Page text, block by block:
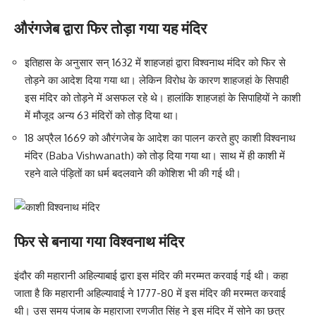
औरंगजेब द्वारा फिर तोड़ा गया यह मंदिर
इतिहास के अनुसार सन् 1632 में शाहजहां द्वारा विश्वनाथ मंदिर को फिर से
तोड़ने का आदेश दिया गया था। लेकिन विरोध के कारण शाहजहां के सिपाही
इस मंदिर को तोड़ने में असफल रहे थे। हालांकि शाहजहां के सिपाहियों ने काशी
में मौजूद अन्य 63 मंदिरों को तोड़ दिया था।
18 अप्रैल 1669 को औरंगजेब के आदेश का पालन करते हुए काशी विश्वनाथ
मंदिर (Baba Vishwanath) को तोड़ दिया गया था। साथ में ही काशी में
रहने वाले पंड़ितों का धर्म बदलवाने की कोशिश भी की गई थी।
फिर से बनाया गया विश्वनाथ मंदिर
इंदौर की महारानी अहिल्याबाई द्वारा इस मंदिर की मरम्मत करवाई गई थी। कहा
जाता है कि महारानी अहिल्यावाई ने 1777-80 में इस मंदिर की मरम्मत करवाई
थी। उस समय पंजाब के महाराजा रणजीत सिंह ने इस मंदिर में सोने का छत्र